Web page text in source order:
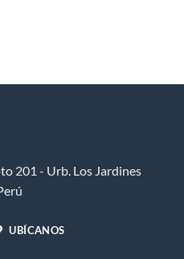
201 - Urb. Los Jardines
UBÍCANOS